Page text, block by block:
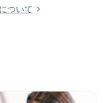
ついて